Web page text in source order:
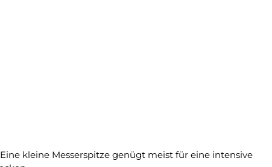
kleine Messerspitze genügt meist für eine intensive